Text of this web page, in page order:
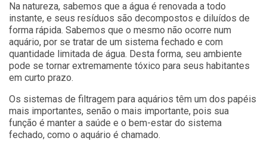
Na natureza, sabemos que a água é renovada a todo
instante, e seus resíduos são decompostos e diluídos de
forma rápida. Sabemos que o mesmo não ocorre num
aquário, por se tratar de um sistema fechado e com
quantidade limitada de água. Desta forma, seu ambiente
pode se tornar extremamente tóxico para seus habitantes
em curto prazo.
Os sistemas de filtragem para aquários têm um dos papéis
mais importantes, senão o mais importante, pois sua
função é manter a saúde e o bem-estar do sistema
fechado, como o aquário é chamado.